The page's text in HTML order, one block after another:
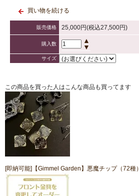
買い物を続ける
販売価格 25,000円(税込27,500円)
購入数
▲
▼
サイズ
この商品を買った人はこんな商品も買ってます
[即納可能]【Gimmel Garden】悪魔チップ（72種）